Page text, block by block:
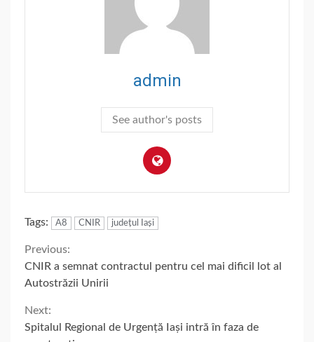
admin
See author's posts
Tags: A8 CNIR județul Iași
Continue
Reading
Previous:
CNIR a semnat contractul pentru cel mai dificil lot al
Autostrăzii Unirii
Next:
Spitalul Regional de Urgență Iași intră în faza de